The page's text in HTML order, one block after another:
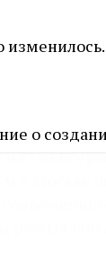
о
1‑м
в Москве